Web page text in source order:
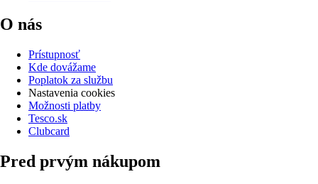
O nás
Prístupnosť
Kde dovážame
Poplatok za službu
Nastavenia cookies
Možnosti platby
Tesco.sk
Clubcard
Pred prvým nákupom